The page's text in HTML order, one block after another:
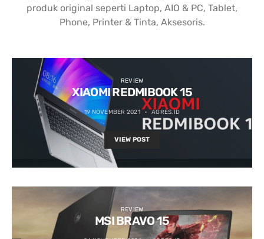
produk original seperti Laptop, AIO & PC, Tablet,
Phone, Printer & Tinta, Aksesoris.
REVIEW
XIAOMI REDMIBOOK 15
19 NOVEMBER 2021 AGRES.ID
VIEW POST
REVIEW
MSI BRAVO 15